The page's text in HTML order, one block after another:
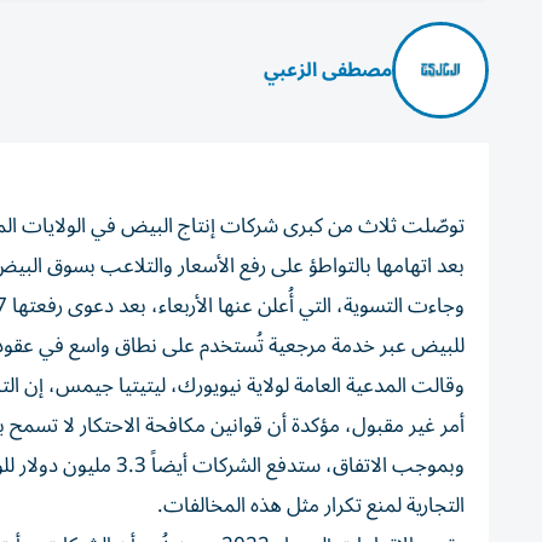
مصطفى الزعبي
بعد اتهامها بالتواطؤ على رفع الأسعار والتلاعب بسوق
للبيض عبر خدمة مرجعية تُستخدم على نطاق واسع في عقود
وقالت المدعية العامة لولاية نيويورك، ليتيتيا جيمس،
أمر غير مقبول، مؤكدة أن قوانين مكافحة الاحتكار لا
وبموجب الاتفاق،
التجارية لمنع تكرار مثل هذه المخالفات.